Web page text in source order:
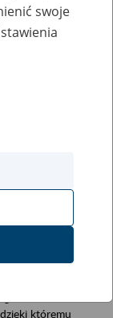
profili
któremu
swoje